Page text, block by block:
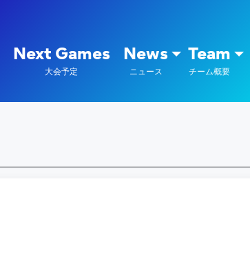
Next Games
大会予定
News
ニュース
Team
チーム概要